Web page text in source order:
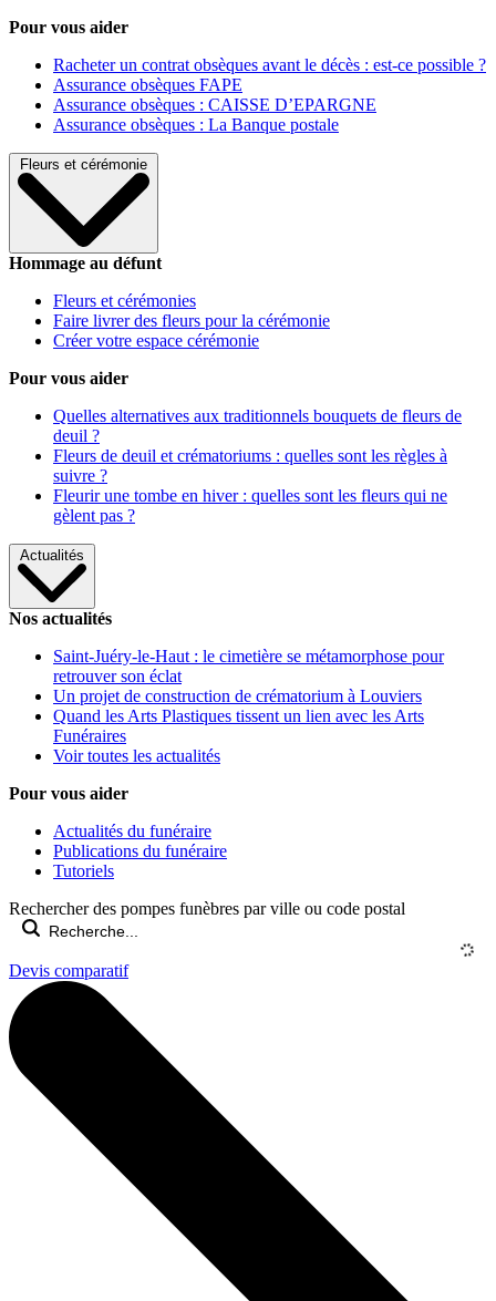
Pour vous aider
Racheter un contrat obsèques avant le décès : est-ce possible ?
Assurance obsèques FAPE
Assurance obsèques : CAISSE D’EPARGNE
Assurance obsèques : La Banque postale
Fleurs et cérémonie
Hommage au défunt
Fleurs et cérémonies
Faire livrer des fleurs pour la cérémonie
Créer votre espace cérémonie
Pour vous aider
Quelles alternatives aux traditionnels bouquets de fleurs de
deuil ?
Fleurs de deuil et crématoriums : quelles sont les règles à
suivre ?
Fleurir une tombe en hiver : quelles sont les fleurs qui ne
gèlent pas ?
Actualités
Nos actualités
Saint-Juéry-le-Haut : le cimetière se métamorphose pour
retrouver son éclat
Un projet de construction de crématorium à Louviers
Quand les Arts Plastiques tissent un lien avec les Arts
Funéraires
Voir toutes les actualités
Pour vous aider
Actualités du funéraire
Publications du funéraire
Tutoriels
Rechercher des pompes funèbres par ville ou code postal
Devis comparatif